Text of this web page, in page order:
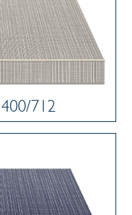
712